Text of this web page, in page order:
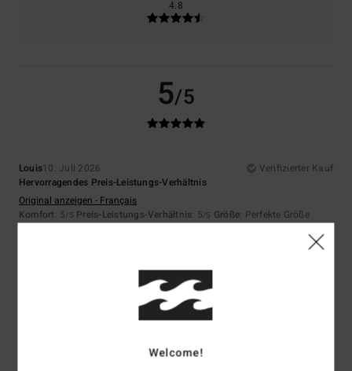
4.8
5/5
Louis10. Juli 2026
Verifizierter Kauf
Hervorragendes Preis-Leistungs-Verhältnis
Original anzeigen - Français
Komfort: 5/5 Preis-Leistungs-Verhältnis: 5/5 Größe: Perfekte Größe
5/5
Welcome!